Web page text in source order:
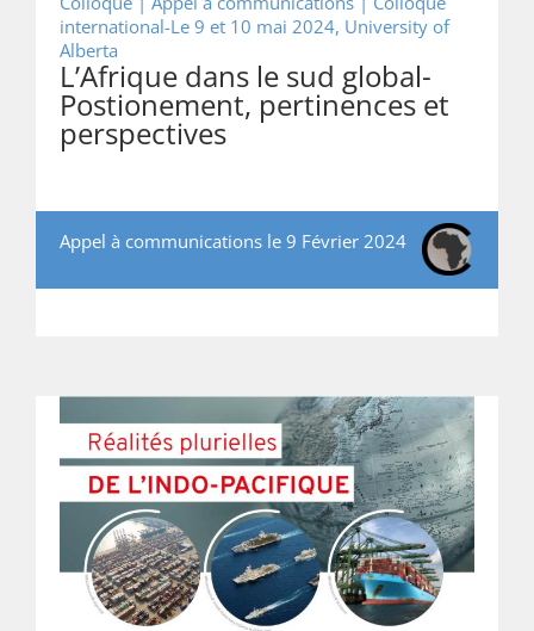
international-Le 9 et 10 mai 2024, University of
Alberta
L’Afrique dans le sud global-
Postionement, pertinences et
perspectives
Appel à communications le 9 Février 2024